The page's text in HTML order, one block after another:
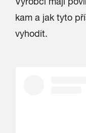
kam a jak tyto
vyhodit.